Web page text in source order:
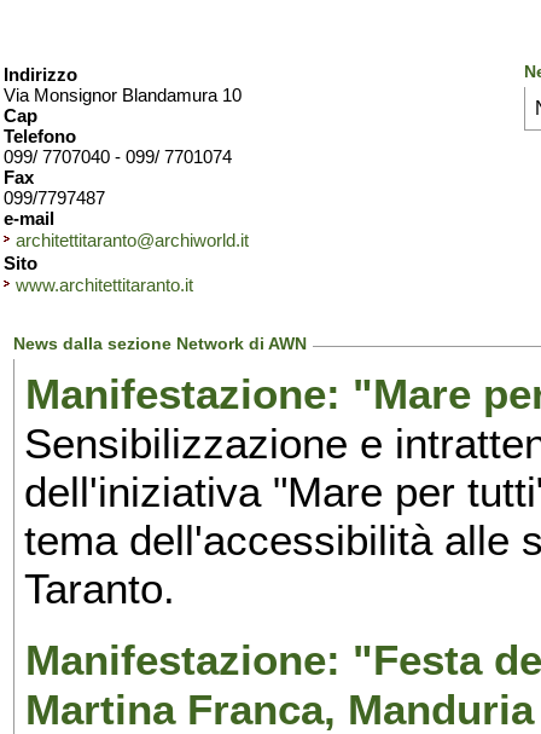
Indirizzo
Via Monsignor Blandamura 10
Cap
Telefono
099/ 7707040 - 099/ 7701074
Fax
099/7797487
e-mail
architettitaranto@archiworld.it
Sito
www.architettitaranto.it
News dalla sezione Network di AWN
Manifestazione: "Mare
Sensibilizzazione e
dell'iniziativa "Mare per
tema dell'accessibilità alle
Taranto.
Manifestazione: "Festa
Martina Franca,